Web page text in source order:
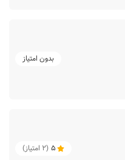
بدون امتیاز
5
(
2 امتیاز)